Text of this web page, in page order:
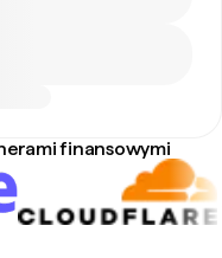
finansowymi